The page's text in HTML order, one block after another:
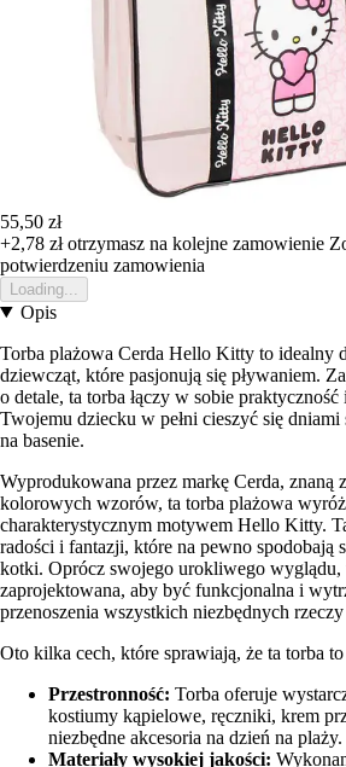
55,50 zł
+2,78 złotrzymasz na kolejne zamowienie
potwierdzeniu zamowienia
Loading...
Opis
Torba plażowa Cerda Hello Kitty to idealny
dziewcząt, które pasjonują się pływaniem.
o detale, ta torba łączy w sobie
Twojemu dziecku w pełni cieszyć się
na basenie.
Wyprodukowana przez markę Cerda, znaną
kolorowych wzorów, ta torba plażowa
charakterystycznym motywem Hello Kitty.
radości i fantazji, które na pewno spodobają
kotki. Oprócz swojego urokliwego wyglądu,
zaprojektowana, aby być funkcjonalna i
przenoszenia wszystkich niezbędnych
Oto kilka cech, które sprawiają, że ta torba
Przestronność: Torba oferuje
kostiumy kąpielowe, ręczniki, krem
niezbędne akcesoria na dzień na plaży.
Materiały wysokiej jakości: